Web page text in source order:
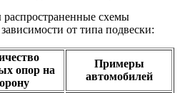
схемы
от типа подвески:
опор на
Примеры
автомобилей